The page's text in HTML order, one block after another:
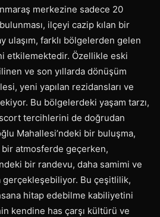
merkezine sadece 20
ilçeyi cazip kılan bir
ulaşım, farklı bölgelerden gelen
etkilemektedir. Özellikle eski
ve son yıllarda dönüşüm
yeni yapılan rezidansları ve
Bu bölgelerdeki yaşam tarzı,
tercihlerini de doğrudan
Mahallesi’ndeki bir buluşma,
atmosferde geçerken,
bir randevu, daha samimi ve
Bu çeşitlilik,
hitap edebilme kabiliyetini
kendine has çarşı kültürü ve